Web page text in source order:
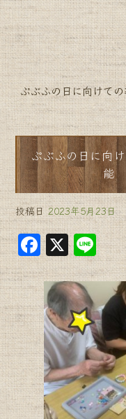
ぷぶふの日に向けて
ぷぶふの日に向
能
投稿日 2023年5月23日
F
a
c
e
b
o
o
k
X Li
n
e